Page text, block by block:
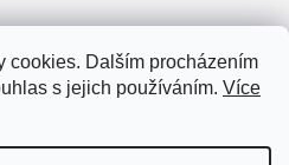
cookies. Dalším procházením
s jejich používáním. Více